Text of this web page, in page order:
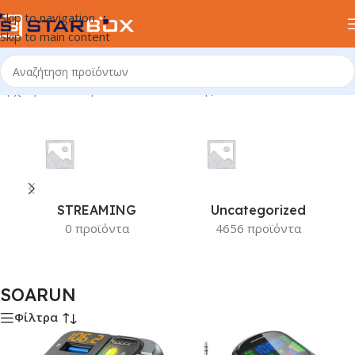
Skip to navigation
Skip to main content
Αρχική σελίδα/Προϊόν Κατασκευαστής/SOARUN
STREAMING
0 προϊόντα
Uncategorized
4656 προϊόντα
SOARUN
Φίλτρα